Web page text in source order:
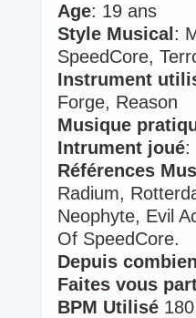
Age: 19 ans
Style Musical :
SpeedCore,
Instrument
Forge, Reason
Musique
Intrument joué:
Références
Radium,
Neophyte, Evil
Of SpeedCore.
Depuis
Faites vous
BPM Utilisé